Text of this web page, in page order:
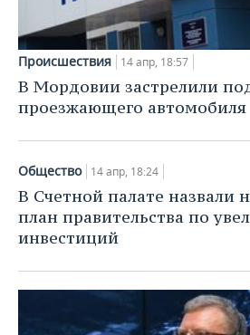
Происшествия 14 апр, 18:57
В Мордовии застрелили
проезжающего автомобиля
Общество 14 апр, 18:24
В Счетной палате
план правительства по
инвестиций